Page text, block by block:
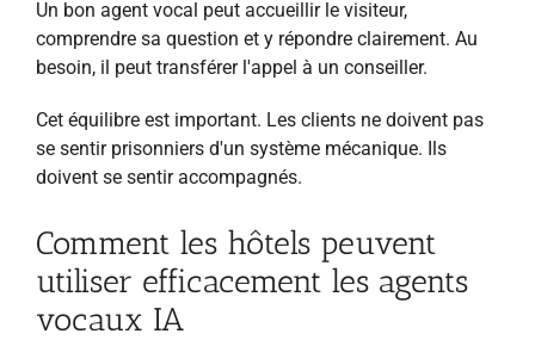
Un bon agent vocal peut accueillir le visiteur,
comprendre sa question et y répondre clairement. Au
besoin, il peut transférer l'appel à un conseiller.
Cet équilibre est important. Les clients ne doivent pas
se sentir prisonniers d'un système mécanique. Ils
doivent se sentir accompagnés.
Comment les hôtels peuvent
utiliser efficacement les agents
vocaux IA